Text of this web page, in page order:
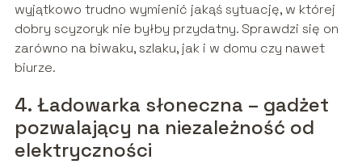
wyjątkowo trudno wymienić jakąś sytuację, w której
dobry scyzoryk nie byłby przydatny. Sprawdzi się on
zarówno na biwaku, szlaku, jak i w domu czy nawet
biurze.
4. Ładowarka słoneczna – gadżet
pozwalający na niezależność od
elektryczności